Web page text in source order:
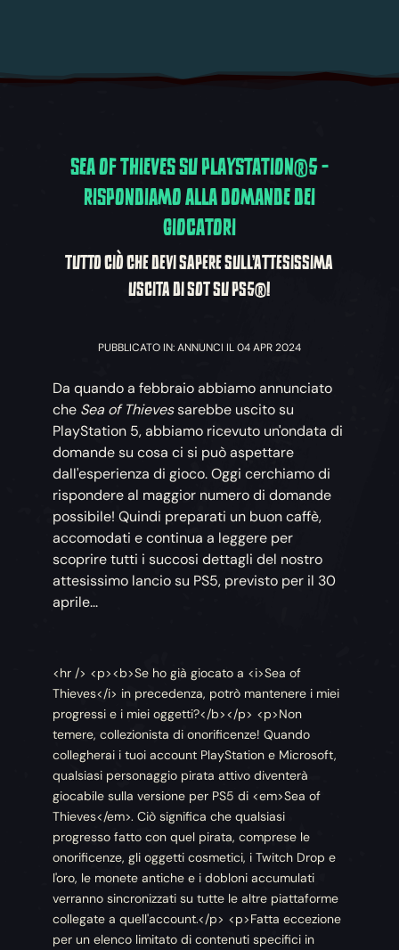
SEA OF THIEVES SU PLAYSTATION®5 -
RISPONDIAMO ALLA DOMANDE DEI
GIOCATORI
TUTTO CIÒ CHE DEVI SAPERE SULL'ATTESISSIMA
USCITA DI SOT SU PS5®!
PUBBLICATO IN: ANNUNCI IL 04 APR 2024
Da quando a febbraio abbiamo annunciato
che Sea of Thievessarebbe uscito su
PlayStation 5, abbiamo ricevuto un'ondata di
domande su cosa ci si può aspettare
dall'esperienza di gioco. Oggi cerchiamo di
rispondere al maggior numero di domande
possibile! Quindi preparati un buon caffè,
accomodati e continua a leggere per
scoprire tutti i succosi dettagli del nostro
attesissimo lancio su PS5, previsto per il 30
aprile...
<hr /> <p><b>Se ho già giocato a <i>Sea of
Thieves</i> in precedenza, potrò mantenere i miei
progressi e i miei oggetti?</b></p> <p>Non
temere, collezionista di onorificenze! Quando
collegherai i tuoi account PlayStation e Microsoft,
qualsiasi personaggio pirata attivo diventerà
giocabile sulla versione per PS5 di <em>Sea of
Thieves</em>. Ciò significa che qualsiasi
progresso fatto con quel pirata, comprese le
onorificenze, gli oggetti cosmetici, i Twitch Drop e
l'oro, le monete antiche e i dobloni accumulati
verranno sincronizzati su tutte le altre piattaforme
collegate a quell'account.</p> <p>Fatta eccezione
per un elenco limitato di contenuti specifici in